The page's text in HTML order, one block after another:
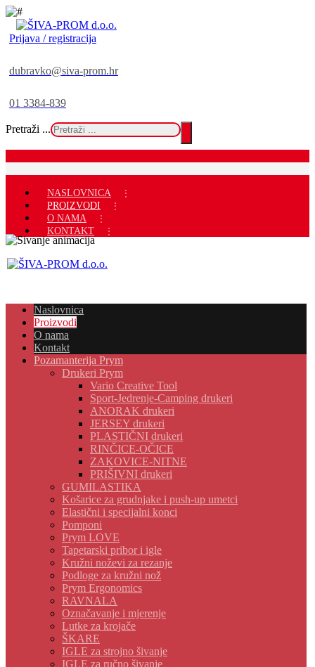
Prijava / registracija
dubravko@siva-prom.hr
01 3384-839
Pretraži ...
NASLOVNICA
PROIZVODI
O NAMA
KONTAKT
Naslovnica
Proizvodi
O nama
Kontakt
Pozamanterija Prym
Drukeri Prym
Vario Creative Tool
Sport-Jedrenje-Camping drukeri
ANORAK drukeri
JERSEY drukeri
PLASTIČNI drukeri
RINČICE-OČICE
ZAKOVICE-NITNE
PRIŠIVNI drukeri
GUMILASTIKA
Košarice za grudnjake i push-up umetci
Elastični i specijalni konci
Pomponi
Prym LOVE
Tapetarski pribor i igle
Kružni noževi za rezanje
Podloge za kružni nož
Prym Ergonomics
RAVNALA
Označavanje i mjerenje
Lutke za krojače
ŠKARE
IGLE za strojno šivanje
IGLE za ručno šivanje